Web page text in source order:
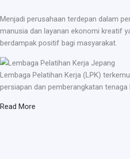
Menjadi perusahaan terdepan dalam
manusia dan layanan ekonomi kreatif
berdampak positif bagi masyarakat.
Lembaga Pelatihan Kerja (LPK)
persiapan dan pemberangkatan
Read More